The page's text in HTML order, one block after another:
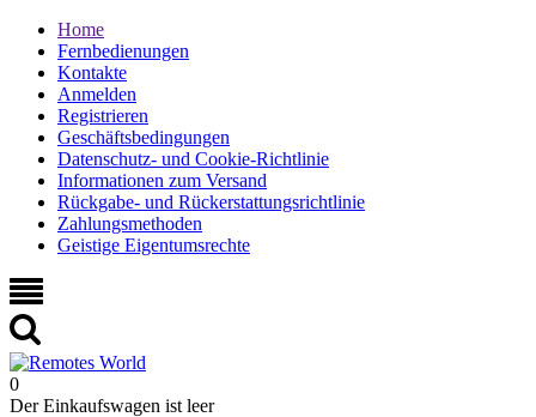
Home
Fernbedienungen
Kontakte
Anmelden
Registrieren
Geschäftsbedingungen
Datenschutz- und Cookie-Richtlinie
Informationen zum Versand
Rückgabe- und Rückerstattungsrichtlinie
Zahlungsmethoden
Geistige Eigentumsrechte
0
Der Einkaufswagen ist leer